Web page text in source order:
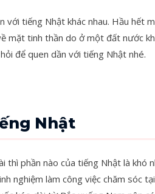
với tiếng Nhật khác nhau. Hầu hết
mặt tinh thần do ở một đất nước
để quen dần với tiếng Nhật nhé.
Nhật
thì phần nào của tiếng Nhật là
nghiệm làm công việc chăm